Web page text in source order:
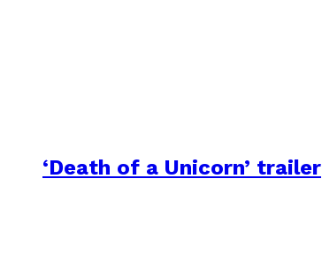
‘Death of a Unicorn’ trailer